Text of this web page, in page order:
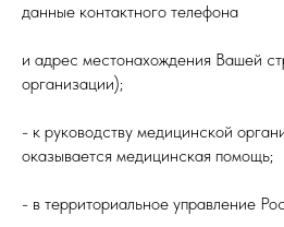
данные контактного телефона
и адрес местонахождения Вашей
организации);
- к руководству медицинской
оказывается медицинская помощь;
- в территориальное управление